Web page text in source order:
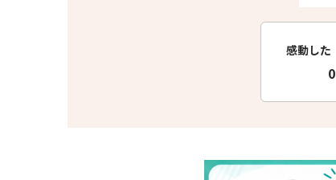
感動した
0